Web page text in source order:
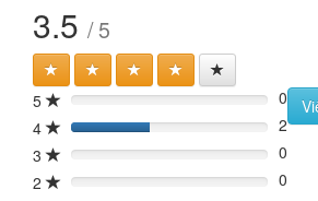
3.5 / 5
5 0%
0
4
40%
2
3
0%
0
2
0%
0